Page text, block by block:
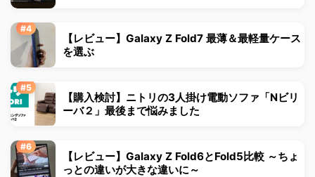
【レビュー】Galaxy Z Fold7 最薄＆最軽量ケース
を選ぶ
【購入検討】ニトリの3人掛け電動ソファ「Nビリ
ーバ２」最後まで悩みました
【レビュー】Galaxy Z Fold6とFold5比較 ～ちょ
っとの違いが大きな違いに～